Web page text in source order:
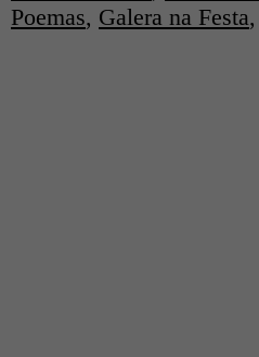
Poemas, Galera na Festa,